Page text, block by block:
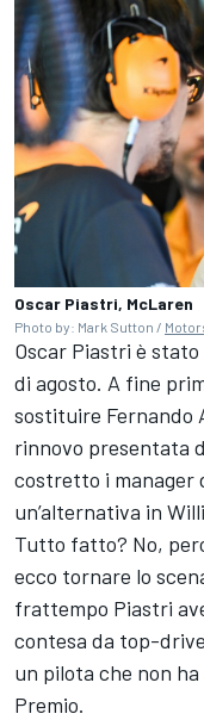
Oscar Piastri, McLaren
Photo by: Mark Sutton /
Oscar Piastri è
di agosto. A fine
sostituire Fernando
rinnovo presentata
costretto i manager
un’alternativa in
Tutto fatto? No,
ecco tornare lo
frattempo Piastri
contesa da top-
un pilota che non
Premio.